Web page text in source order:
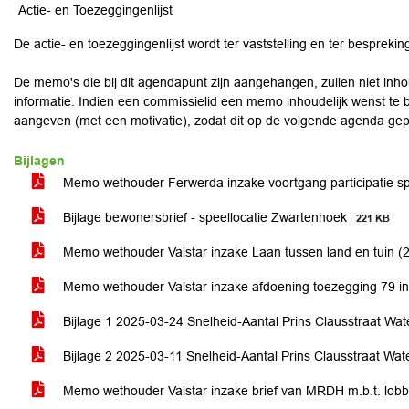
Actie- en Toezeggingenlijst
De actie- en toezeggingenlijst wordt ter vaststelling en ter
De memo's die bij dit agendapunt zijn aangehangen, zullen niet
informatie. Indien een commissielid een memo inhoudelijk wenst
aangeven (met een motivatie), zodat dit op de volgende agenda
Bijlagen
Memo wethouder Ferwerda inzake voortgang participatie
Bijlage bewonersbrief - speellocatie Zwartenhoek 221 KB
Memo wethouder Valstar inzake Laan tussen land en tuin
Memo wethouder Valstar inzake afdoening toezegging 79
Bijlage 1 2025-03-24 Snelheid-Aantal Prins Clausstraat
Bijlage 2 2025-03-11 Snelheid-Aantal Prins Clausstraat
Memo wethouder Valstar inzake brief van MRDH m.b.t.